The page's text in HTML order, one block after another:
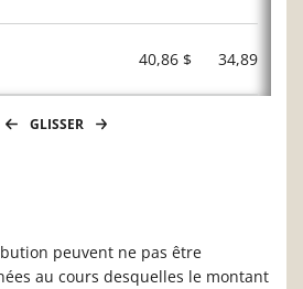
40,86 $ 34,89 $
GLISSER
peuvent ne pas être
au cours desquelles le montant